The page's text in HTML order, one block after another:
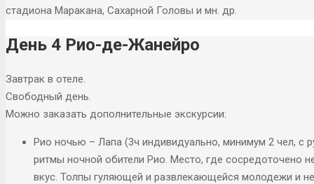
стадиона Маракана, Сахарной Головы и мн. др.
День 4 Рио-де-Жанейро
Завтрак в отеле.
Свободный день.
Можно заказать дополнительные экскурсии:
Рио ночью – Лапа (3ч индивидуально, минимум 2 чел,
ритмы ночной обители Рио. Место, где сосредоточено
вкус. Толпы гуляющей и развлекающейся молодежи и